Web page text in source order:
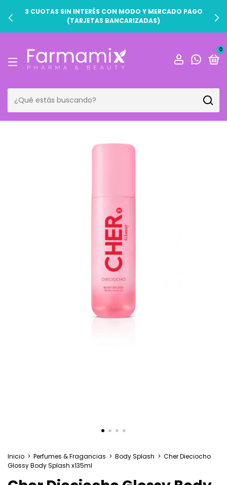
3 CUOTAS SIN INTERÉS CON MODO Y MERCADO PAGO
(TARJETAS BANCARIZADAS)
0
Inicio > Perfumes & Fragancias > Body Splash > Cher Dieciocho
Glossy Body Splash x135ml